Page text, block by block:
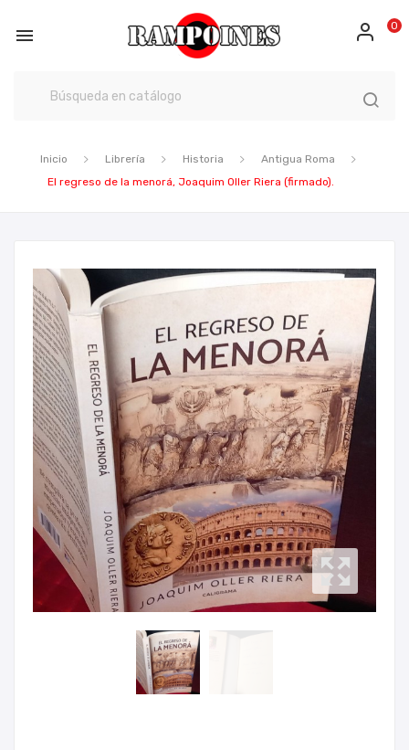
 0
Inicio Librería Historia
Antigua Roma
El regreso de la menorá, Joaquim Oller Riera (firmado).